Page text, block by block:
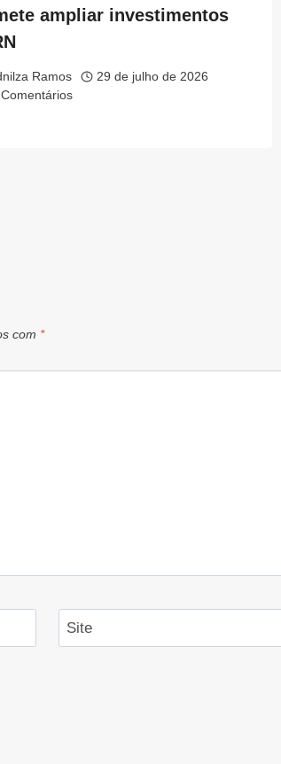
ampliar investimentos
Ramos
29 de julho de 2026
com *
Site